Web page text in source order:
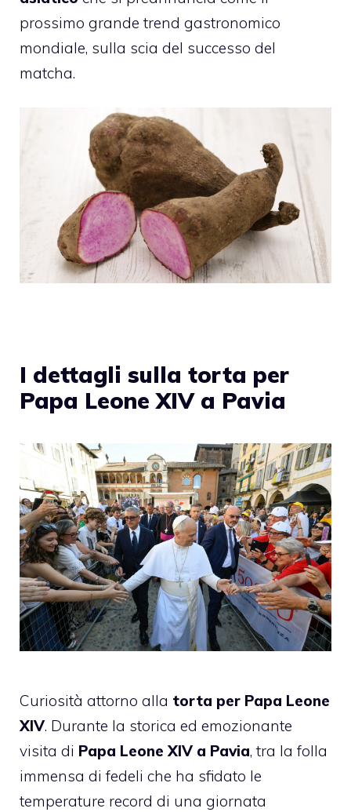
prossimo grande trend gastronomico
mondiale, sulla scia del successo del
matcha.
I dettagli sulla torta per
Papa Leone XIV a Pavia
Curiosità attorno alla torta per Papa Leone
XIV. Durante la storica ed emozionante
visita di Papa Leone XIV a Pavia, tra la folla
immensa di fedeli che ha sfidato le
temperature record di una giornata